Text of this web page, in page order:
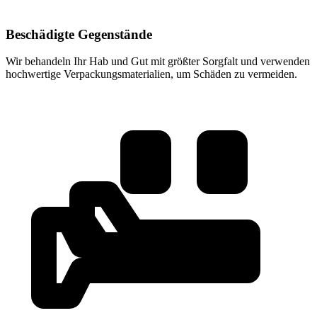
Beschädigte Gegenstände
Wir behandeln Ihr Hab und Gut mit größter Sorgfalt und verwenden
hochwertige Verpackungsmaterialien, um Schäden zu vermeiden.